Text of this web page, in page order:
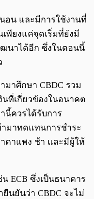
อน และมีการใช้งานที่
เพียงแค่จุดเริ่มที่ยังมี
นาได้อีก ซึ่งในตอนนี้
มาศึกษา CBDC รวม
ที่เกี่ยวข้องในอนาคต
นี้ควรได้รับการ
มาทดแทนการชำระ
คาแพง ช้า และมีผู้ให้
ECB ซึ่งเป็นธนาคาร
นยันว่า CBDC จะไม่